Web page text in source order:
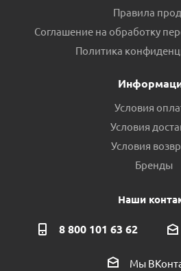
Есть в наличии (1)
Насос
Правила
Соглашение на обработку
Политика
Условия
Условия
Условия
Бренды
Наши
8 800 101 63 62
Мы